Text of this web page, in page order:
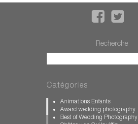
Recherche
Catégories
Animations Enfants
Award wedding photography
Best of Wedding Photography